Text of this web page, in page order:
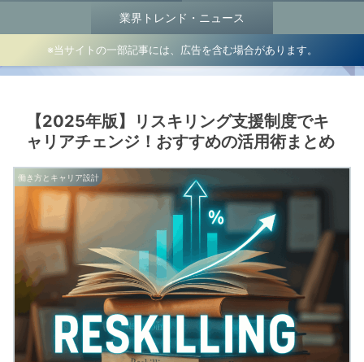
業界トレンド・ニュース
※当サイトの一部記事には、広告を含む場合があります。
【2025年版】リスキリング支援制度でキ
ャリアチェンジ！おすすめの活用術まとめ
働き方とキャリア設計